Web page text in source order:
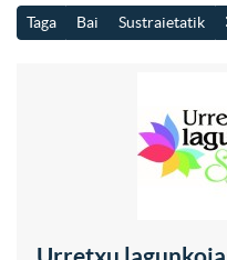
Taga Bai Sustraietatik